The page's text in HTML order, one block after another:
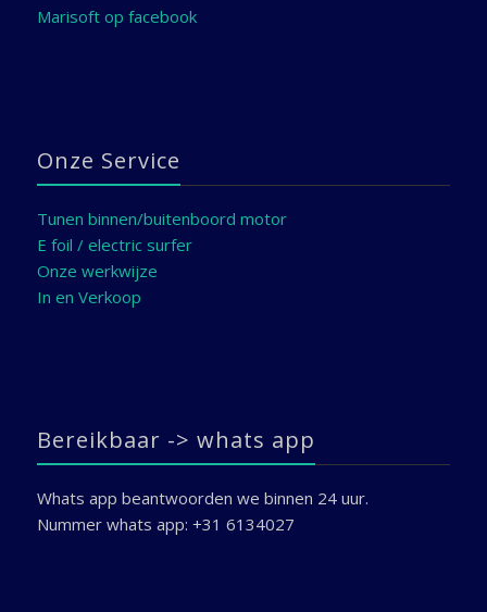
Marisoft op facebook
Onze Service
Tunen binnen/buitenboord motor
E foil / electric surfer
Onze werkwijze
In en Verkoop
Bereikbaar -> whats app
Whats app beantwoorden we binnen 24 uur.
Nummer whats app: +31 6134027